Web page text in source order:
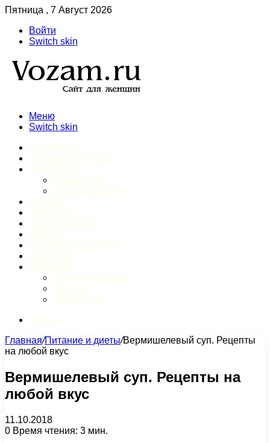
Пятница , 7 Август 2026
Войти
Switch skin
Меню
Switch skin
Главная/Питание и диеты/Вермишелевый суп. Рецепты
на любой вкус
Вермишелевый суп. Рецепты на
любой вкус
11.10.2018
0 Время чтения: 3 мин.